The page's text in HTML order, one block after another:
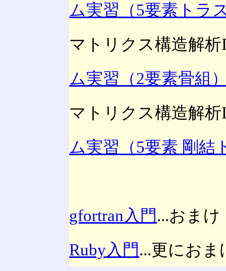
ム実習（5要素トラ
マトリクス構造解
ム実習（2要素骨組
マトリクス構造解
ム実習（5要素 剛結
gfortran入門...おまけ
Ruby入門...更におま